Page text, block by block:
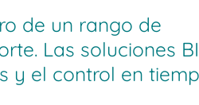
de un rango de
Las soluciones
y el control en